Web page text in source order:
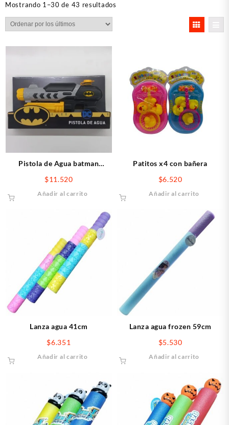
Mostrando 1–30 de 43 resultados
Pistola de Agua batman
$11.520
Añadir al carrito
Patitos x4 con bañera
$6.520
Añadir al carrito
Lanza agua 41cm
$6.351
Añadir al carrito
Lanza agua frozen 59cm
$5.530
Añadir al carrito